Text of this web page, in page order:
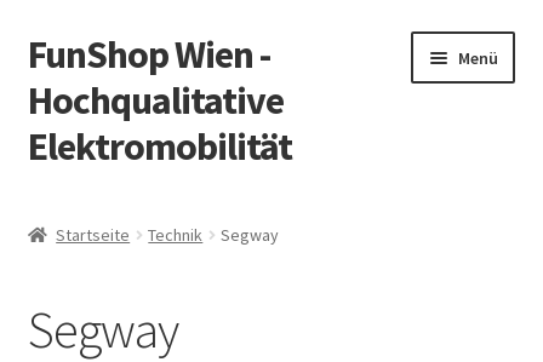
Zur
Navigation
springen
Zum
Inhalt
springen
FunShop Wien -
Hochqualitative
Elektromobilität
Menü
Vorsicht Internetbetrug
Startseite Technik Segway
Segway